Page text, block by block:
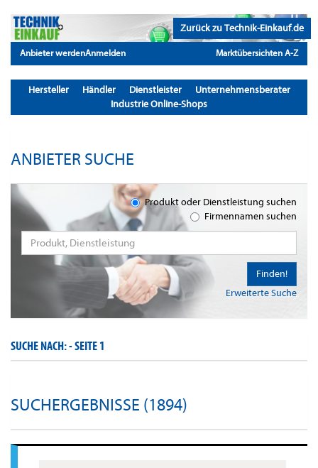
Zurück zu Technik-Einkauf.de
Anbieter werdenAnmelden Marktübersichten A-Z
Hersteller Händler Dienstleister
Unternehmensberater
Industrie Online-Shops
ANBIETER SUCHE
Produkt oder Dienstleistung suchen
Firmennamen suchen
Erweiterte Suche
Finden!
SUCHE NACH: -SEITE 1
SUCHERGEBNISSE (1894)